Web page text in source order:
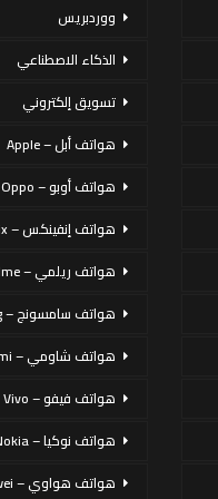
ووردبريس
الذكاء الاصطناعي
تسويق إلكتروني
هواتف أبل – Apple
هواتف أوبو – Oppo
هواتف إنفينكس – Infinix
هواتف ريلمي – Realme
هواتف سامسونج – Samsung
هواتف شاومي – Xiaomi
هواتف فيفو – Vivo
هواتف نوكيا – Nokia
هواتف هواوي – Huawei